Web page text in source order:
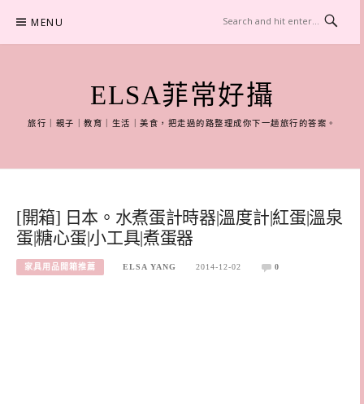
content
MENU
ELSA菲常好攝
旅行｜親子｜教育｜生活｜美食，把走過的路整理成你下一趟旅行的答案。
[開箱] 日本。水煮蛋計時器|溫度計|紅蛋|溫泉
蛋|糖心蛋|小工具|煮蛋器
家具用品開箱推薦 ELSA YANG 2014-12-02 0